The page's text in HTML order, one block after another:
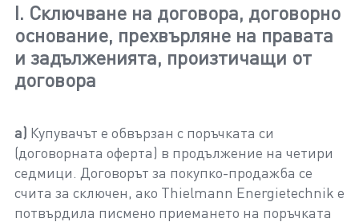
I. Сключване на договора, договорно
основание, прехвърляне на правата
и задълженията, произтичащи от
договора
а) Купувачът е обвързан с поръчката си
(договорната оферта) в продължение на четири
седмици. Договорът за покупко-продажба се
счита за сключен, ако Thielmann Energietechnik е
потвърдила писмено приемането на поръчката